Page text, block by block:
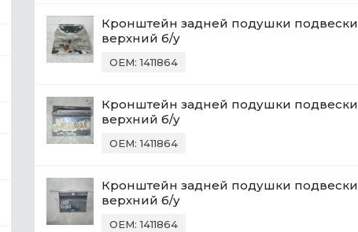
Кронштейн задней подушки подвески
верхний б/у
OEM: 1411864
Кронштейн задней подушки подвески
верхний б/у
OEM: 1411864
Кронштейн задней подушки подвески
верхний б/у
OEM: 1411864